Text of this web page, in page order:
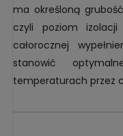
ma określoną
czyli poziom
całorocznej
stanowić
temperaturach przez